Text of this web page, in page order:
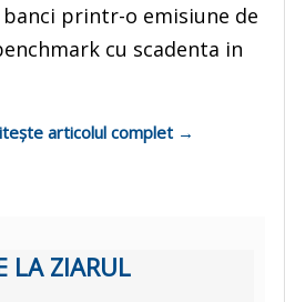
printr-o emisiune de
cu scadenta in
articolul complet →
LA ZIARUL